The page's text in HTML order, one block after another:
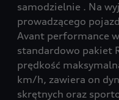
samodzielnie . Na
prowadzącego
Avant performance
standardowo pakiet
prędkość
km/h, zawiera on
skrętnych oraz